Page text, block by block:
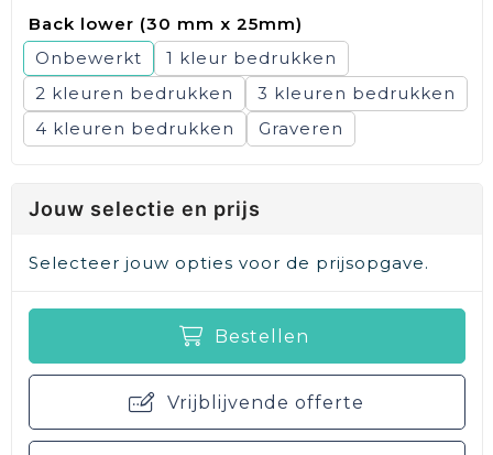
Back lower (30 mm x 25mm)
Onbewerkt
1
2
3
4
Graveren
Jouw selectie en prijs
Selecteer jouw opties voor de prijsopgave.
Bestellen
Vrijblijvende offerte